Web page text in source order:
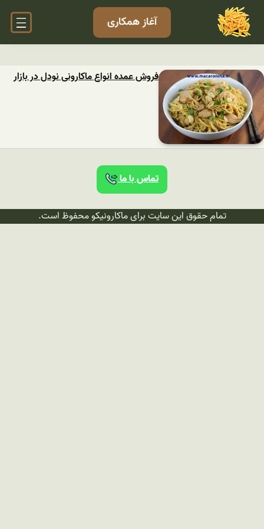
آغاز همکاری
فروش عمده انواع ماکارونی نودل در بازار
تماس با ما
تمام حقوق این سایت برای ماکارونیکو محفوظ است.